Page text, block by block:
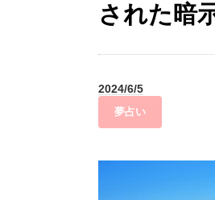
された暗
2024/6/5
夢占い